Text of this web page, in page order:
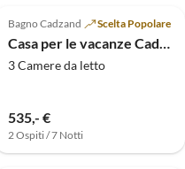
Bagno Cadzand Scelta Popolare
3 Camere da letto
535,- €
2 Ospiti / 7 Notti
4.8 (1)